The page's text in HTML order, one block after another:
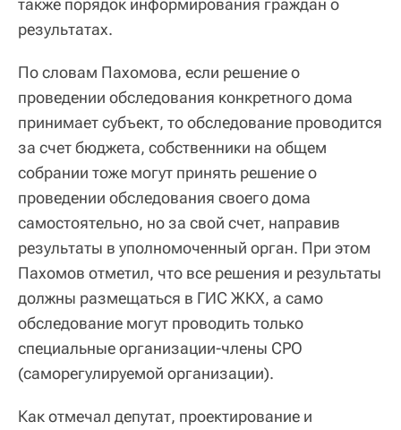
результатах.
По словам Пахомова, если решение о
проведении обследования конкретного дома
принимает субъект, то обследование проводится
за счет бюджета, собственники на общем
собрании тоже могут принять решение о
проведении обследования своего дома
самостоятельно, но за свой счет, направив
результаты в уполномоченный орган. При этом
Пахомов отметил, что все решения и результаты
должны размещаться в ГИС ЖКХ, а само
обследование могут проводить только
специальные организации-члены СРО
(саморегулируемой организации).
Как отмечал депутат, проектирование и